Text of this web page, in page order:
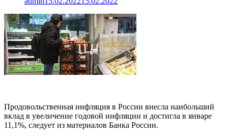
Продовольственная инфляция в России внесла наибольший
вклад в увеличение годовой инфляции и достигла в январе
11,1%, следует из материалов Банка России.